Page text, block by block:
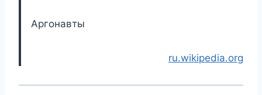
Аргонавты
ru.wikipedia.org